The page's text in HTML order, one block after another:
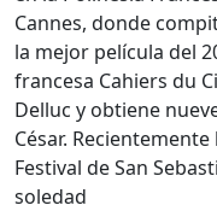
Cannes, donde
la mejor película del
francesa Cahiers du
Delluc y obtiene
César.
Festival de San
soledad